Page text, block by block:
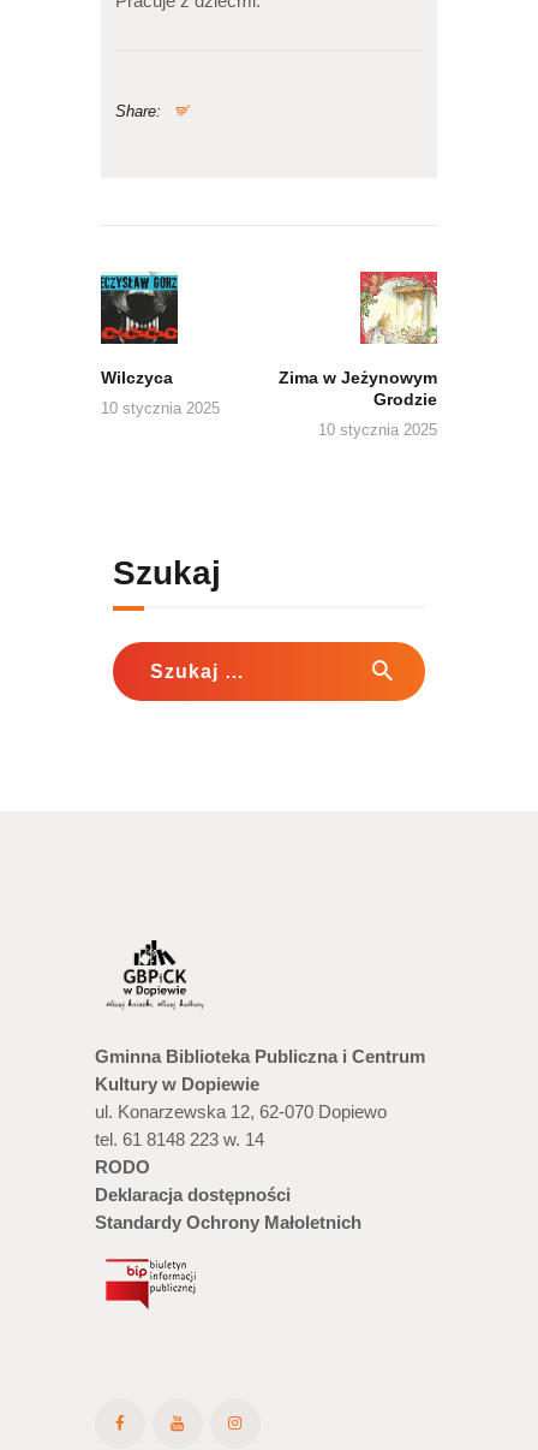
Share:
wpisu
Wilczyca
10 stycznia 2025
Zima w Jeżynowym
Grodzie
10 stycznia 2025
Szukaj
Szukaj:
Gminna Biblioteka Publiczna i Centrum
Kultury w Dopiewie
ul. Konarzewska 12, 62-070 Dopiewo
tel. 61 8148 223 w. 14
RODO
Deklaracja dostępności
Standardy Ochrony Małoletnich